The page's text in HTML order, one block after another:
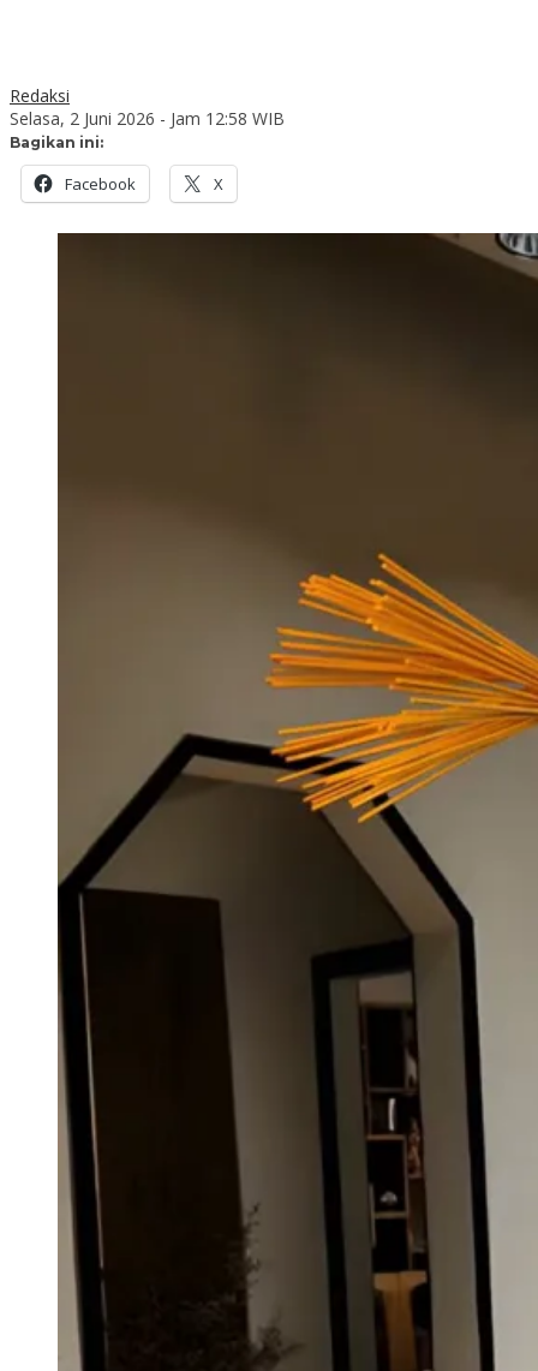
Redaksi
Selasa, 2 Juni 2026 - Jam 12:58 WIB
Bagikan ini:
Facebook X